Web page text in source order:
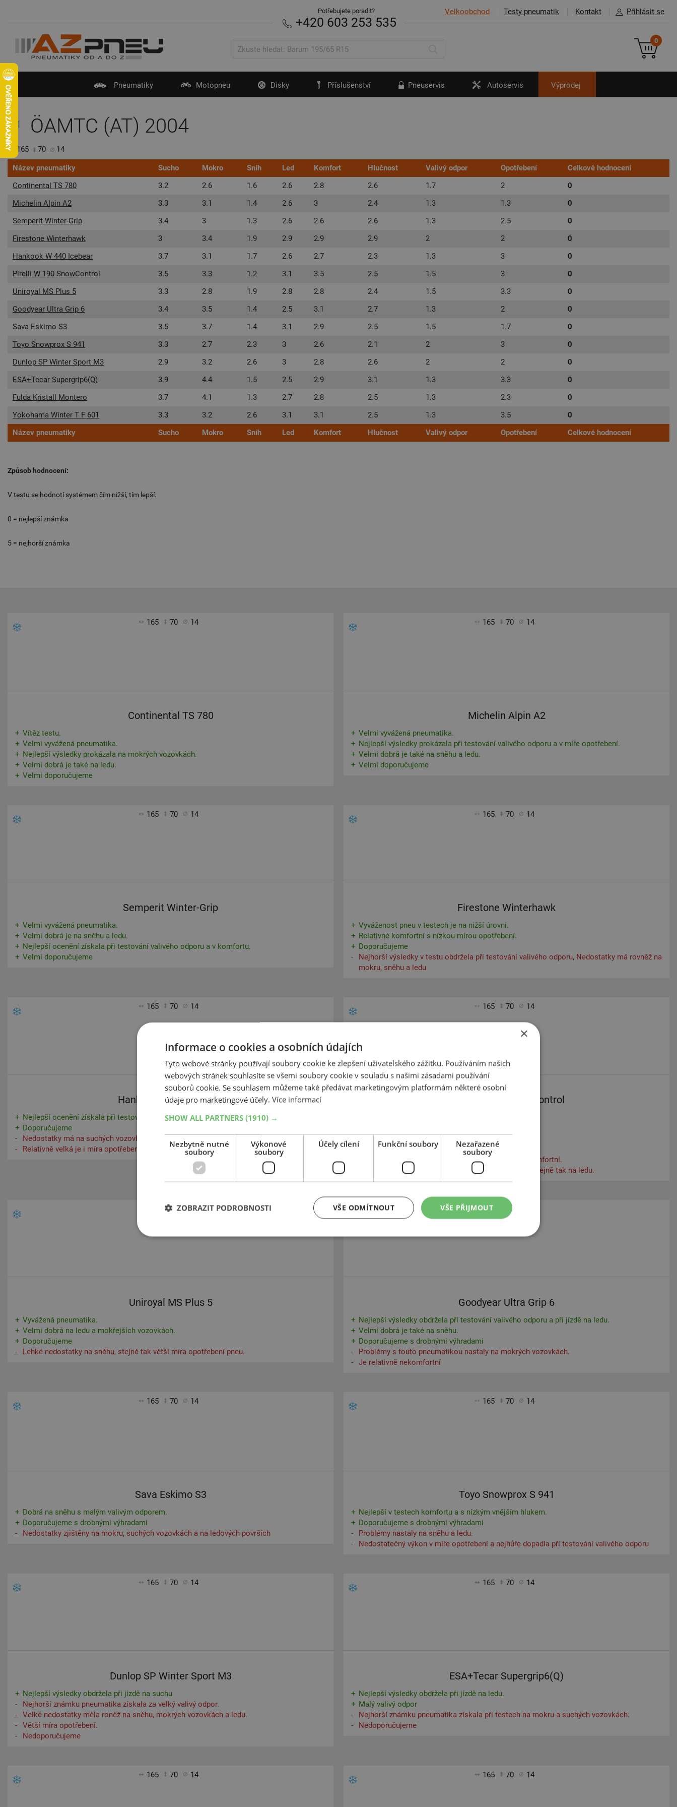
Velkoobchod Testy pneumatik Kontakt Přihlásit se
Potřebujete poradit?
+420 603 253 535
0
Pneumatiky Motopneu Disky Příslušenství Pneuservis Autoservis Výprodej
ÖAMTC (AT) 2004
165 70 14
Název pneumatiky Sucho Mokro Sníh Led Komfort Hlučnost Valivý odpor Opotřebení
Celkové hodnocení
Continental TS 780
3.2 2.6 1.6 2.6 2.8 2.6 1.7 2
0
Michelin Alpin A2
3.3 3.1 1.4 2.6 3 2.4 1.3 1.3
0
Semperit Winter-Grip
3.4 3 1.3 2.6 2.6 2.6 1.3 2.5
0
Firestone Winterhawk
3 3.4 1.9 2.9 2.9 2.9 2 2
0
Hankook W 440 Icebear
3.7 3.1 1.7 2.6 2.7 2.3 1.3 3
0
Pirelli W 190 SnowControl
3.5 3.3 1.2 3.1 3.5 2.5 1.5 3
0
Uniroyal MS Plus 5
3.3 2.8 1.9 2.8 2.8 2.4 1.5 3.3
0
Goodyear Ultra Grip 6
3.4 3.5 1.4 2.5 3.1 2.7 1.3 2
0
Sava Eskimo S3
3.5 3.7 1.4 3.1 2.9 2.5 1.5 1.7
0
Toyo Snowprox S 941
3.3 2.7 2.3 3 2.6 2.1 2 3
0
Dunlop SP Winter Sport M3
2.9 3.2 2.6 3 2.8 2.6 2 2
0
ESA+Tecar Supergrip6(Q)
3.9 4.4 1.5 2.5 2.9 3.1 1.3 3.3
0
Fulda Kristall Montero
3.7 4.1 1.3 2.7 2.8 2.5 1.3 2.3
0
Yokohama Winter T F 601
3.3 3.2 2.6 3.1 3.1 2.5 1.3 3.5
0
Název pneumatiky
Sucho Mokro Sníh Led Komfort Hlučnost Valivý odpor Opotřebení Celkové hodnocení
Způsob hodnocení:
V testu se hodnotí systémem čím nižší, tím lepší.
0 = nejlepší známka
5 = nejhorší známka
165 70 14
Continental TS 780
Vítěz testu.
Velmi vyvážená pneumatika.
Nejlepší výsledky prokázala na mokrých vozovkách.
Velmi dobrá je také na ledu.
Velmi doporučujeme
165 70 14
Michelin Alpin A2
Velmi vyvážená pneumatika.
Nejlepší výsledky prokázala při testování valivého odporu a v míře opotřebení.
Velmi dobrá je také na sněhu a ledu.
Velmi doporučujeme
165 70 14
Semperit Winter-Grip
Velmi vyvážená pneumatika.
Velmi dobrá je na sněhu a ledu.
Nejlepší ocenění získala při testování valivého odporu a v komfortu.
Velmi doporučujeme
165 70 14
Firestone Winterhawk
Vyváženost pneu v testech je na nižší úrovni.
Relativně komfortní s nízkou mírou opotřebení.
Doporučujeme
Nejhorší výsledky v testu obdržela při testování valivého odporu, Nedostatky má rovněž na
mokru, sněhu a ledu
165 70 14
Hankook W 440 Icebear
Nejlepší ocenění získala při testování valivého odporu, velmi dobrá na ledu a na mokru.
Doporučujeme
Nedostatky má na suchých vozovkách a na sněhu.
Relativně velká je i míra opotřebení
165 70 14
Pirelli W 190 SnowControl
Velmi malý valivý odpor.
Doporučujeme
Relativně vysoká míra opotřebení, v testu velmi nekomfortní.
Nedostatky má na suchých a mokrých vozovkách a stejně tak na ledu.
70 14
Uniroyal MS Plus 5
Vyvážená pneumatika.
Velmi dobrá na ledu a mokřejších vozovkách.
Doporučujeme
Lehké nedostatky na sněhu, stejně tak větší míra opotřebení pneu.
165 70
Goodyear Ultra Grip 6
Nejlepší výsledky obdržela při testování valivého odporu a při jízdě na ledu.
Velmi dobrá je také na sněhu.
Doporučujeme s drobnými výhradami
Problémy s touto pneumatikou nastaly na mokrých vozovkách.
Je relativně nekomfortní
165 70 14
Sava Eskimo S3
Dobrá na sněhu s malým valivým odporem.
Doporučujeme s drobnými výhradami
Nedostatky zjištěny na mokru, suchých vozovkách a na ledových površích
165 70 14
Toyo Snowprox S 941
Nejlepší v testech komfortu a s nízkým vnějším hlukem.
Doporučujeme s drobnými výhradami
Problémy nastaly na sněhu a ledu.
Nedostatečný výkon v míře opotřebení a nejhůře dopadla při testování valivého odporu
165 70 14
Dunlop SP Winter Sport M3
Nejlepší výsledky obdržela při jízdě na suchu
Nejhorší známku pneumatika získala za velký valivý odpor.
Velké nedostatky měla roněž na sněhu, mokrých vozovkách a ledu.
Větší míra opotřebení.
Nedoporučujeme
165 70 14
ESA+Tecar Supergrip6(Q)
Nejlepší výsledky obdržela při jízdě na ledu.
Malý valivý odpor
Nejhorší známku pneumatika získala při testech na mokru a suchých vozovkách.
Nedoporučujeme
165 70 14 165 70 14
×
Informace o cookies a osobních údajích
Tyto webové stránky používají soubory cookie ke zlepšení uživatelského zážitku. Používáním našich
webových stránek souhlasíte se všemi soubory cookie v souladu s našimi zásadami používání
souborů cookie. Se souhlasem můžeme také předávat marketingovým platformám některé osobní
údaje pro marketingové účely. Více informací
SHOW ALL PARTNERS (1910) →
Nezbytně nutné
soubory
Výkonové
soubory
Účely cílení Funkční soubory
Nezařazené
soubory
VŠE PŘIJMOUT
VŠE ODMÍTNOUT
ZOBRAZIT PODROBNOSTI